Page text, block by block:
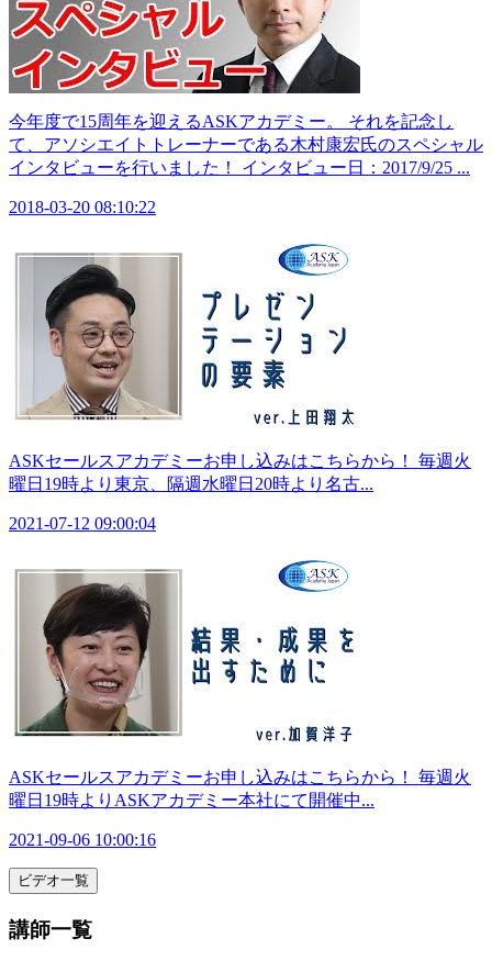
今年度で15周年を迎えるASKアカデミー。 それを記念し
て、アソシエイトトレーナーである木村康宏氏のスペシャル
インタビューを行いました！ インタビュー日：2017/9/25 ...
2018-03-20 08:10:22
ASKセールスアカデミーお申し込みはこちらから！ 毎週火
曜日19時より東京、隔週水曜日20時より名古...
2021-07-12 09:00:04
ASKセールスアカデミーお申し込みはこちらから！ 毎週火
曜日19時よりASKアカデミー本社にて開催中...
2021-09-06 10:00:16
ビデオ一覧
講師一覧